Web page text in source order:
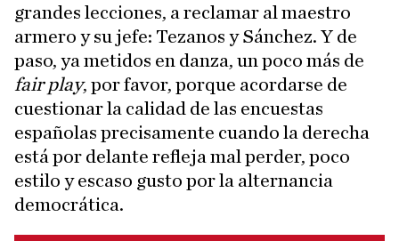
grandes lecciones, a reclamar al maestro
armero y su jefe: Tezanos y Sánchez. Y de
paso, ya metidos en danza, un poco más de
fair play, por favor, porque acordarse de
cuestionar la calidad de las encuestas
españolas precisamente cuando la derecha
está por delante refleja mal perder, poco
estilo y escaso gusto por la alternancia
democrática.